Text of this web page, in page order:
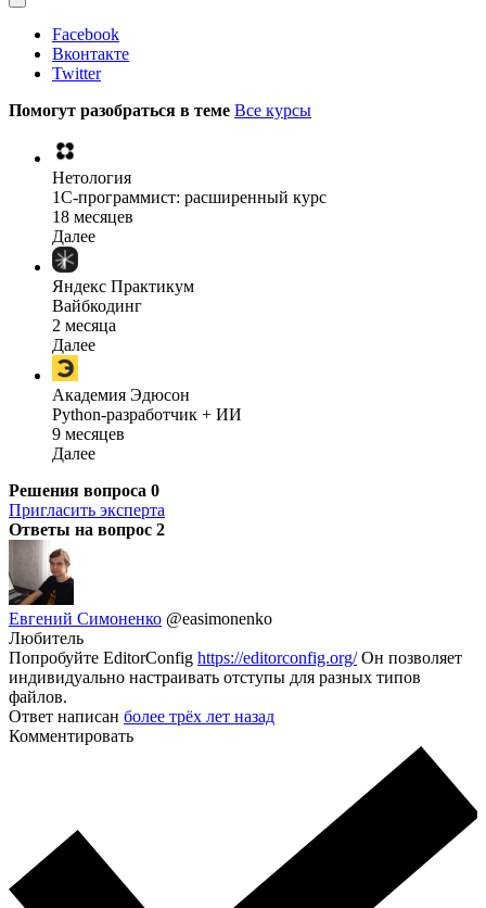
Facebook
Вконтакте
Twitter
Помогут разобраться в теме Все курсы
Нетология
1C-программист: расширенный курс
18 месяцев
Далее
Яндекс Практикум
Вайбкодинг
2 месяца
Далее
Академия Эдюсон
Python-разработчик + ИИ
9 месяцев
Далее
Решения вопроса 0
Пригласить эксперта
Ответы на вопрос 2
Евгений Симоненко @easimonenko
Любитель
Попробуйте EditorConfig https://editorconfig.org/Он позволяет
индивидуально настраивать отступы для разных типов
файлов.
Ответ написан более трёх лет назад
Комментировать